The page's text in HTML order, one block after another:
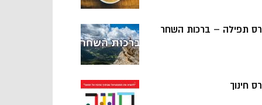
תפילה – ברכות השחר
חינוך